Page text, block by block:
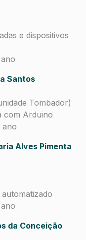
e dispositivos
Santos
Tombador)
com Arduino
ano
Alves Pimenta
da Conceição